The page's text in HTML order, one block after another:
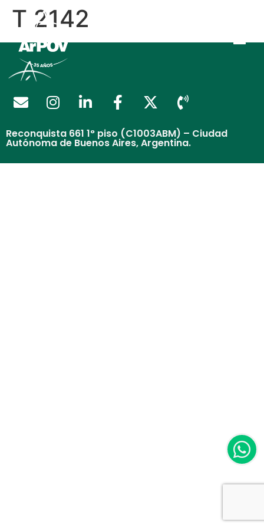
T 2142
Reconquista 661 1° piso (C1003ABM) – Ciudad
Autónoma de Buenos Aires, Argentina.